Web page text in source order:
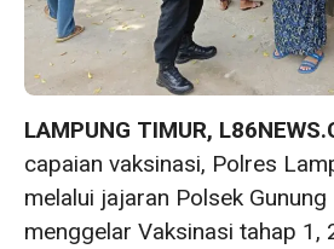
LAMPUNG TIMUR,
capaian vaksinasi, Polres
melalui jajaran Polsek Gunung
menggelar Vaksinasi tahap 1,